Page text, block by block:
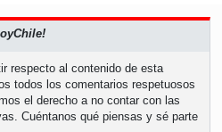
respecto al contenido de esta
todos los comentarios respetuosos
el derecho a no contar con las
Cuéntanos qué piensas y sé parte